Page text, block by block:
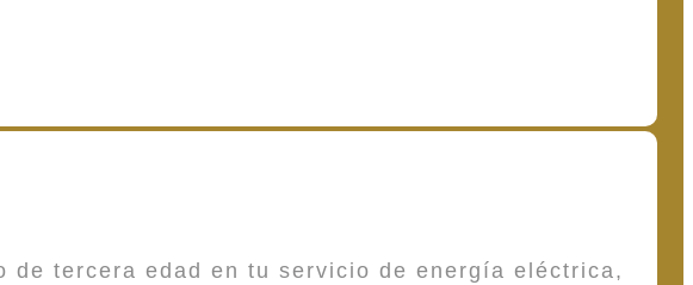
tercera edad en tu servicio de energía eléctrica,